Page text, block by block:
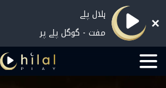
ہلال پلے
مفت - گوگل پلے پر